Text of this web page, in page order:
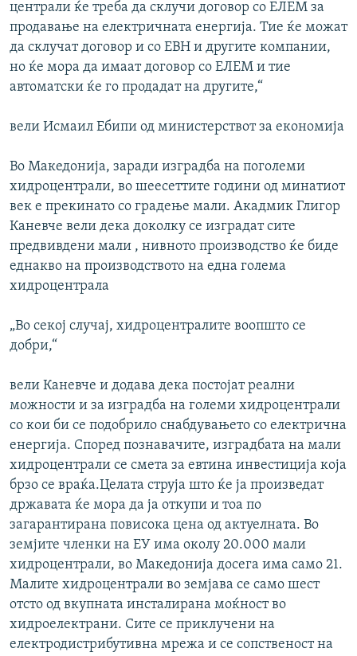
централи ќе треба да склучи договор со ЕЛЕМ за
продавање на електричната енергија. Тие ќе можат
да склучат договор и со ЕВН и другите компании,
но ќе мора да имаат договор со ЕЛЕМ и тие
автоматски ќе го продадат на другите,“
вели Исмаил Ебипи од министерствот за економија
Во Македонија, заради изградба на поголеми
хидроцентрали, во шеесеттите години од минатиот
век е прекинато со градење мали. Акадмик Глигор
Каневче вели дека доколку се изградат сите
предвивдени мали , нивното производство ќе биде
еднакво на производството на една голема
хидроцентрала
„Во секој случај, хидроцентралите воопшто се
добри,“
вели Каневче и додава дека постојат реални
можности и за изградба на големи хидроцентрали
со кои би се подобрило снабдувањето со електрична
енергија. Според познавачите, изградбата на мали
хидроцентрали се смета за евтина инвестиција која
брзо се враќа.Целата струја што ќе ја произведат
државата ќе мора да ја откупи и тоа по
загарантирана повисока цена од актуелната. Во
земјите членки на ЕУ има околу 20.000 мали
хидроцентрали, во Македонија досега има само 21.
Малите хидроцентрали во земјава се само шест
отсто од вкупната инсталирана моќност во
хидроелектрани. Сите се приклучени на
електродистрибутивна мрежа и се сопственост на